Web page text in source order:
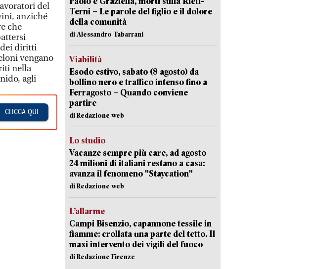
del
anziché
che
dei diritti
vengano
nella
agli
CLICCA QUI
Terni – Le parole del figlio e il dolore
della comunità
di Alessandro Tabarrani
Viabilità
Esodo estivo, sabato (8 agosto) da
bollino nero e traffico intenso fino a
Ferragosto – Quando conviene
partire
di Redazione web
Lo studio
Vacanze sempre più care, ad agosto
24 milioni di italiani restano a casa:
avanza il fenomeno "Staycation"
di Redazione web
L’allarme
Campi Bisenzio, capannone tessile in
fiamme: crollata una parte del tetto. Il
maxi intervento dei vigili del fuoco
di Redazione Firenze